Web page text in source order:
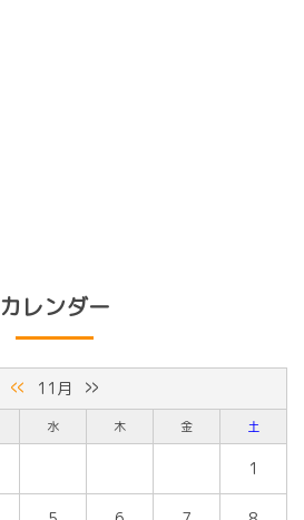
カレンダー
« 11月 »
水 木 金 土
1